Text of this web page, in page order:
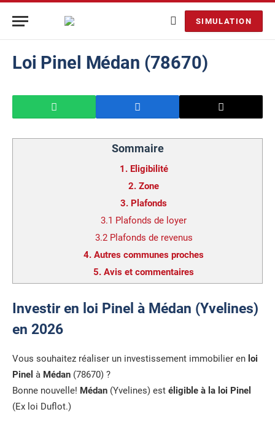
SIMULATION
Loi Pinel Médan (78670)
Sommaire
1. Eligibilité
2. Zone
3. Plafonds
3.1 Plafonds de loyer
3.2 Plafonds de revenus
4. Autres communes proches
5. Avis et commentaires
Investir en loi Pinel à Médan (Yvelines)
en 2026
Vous souhaitez réaliser un investissement immobilier en loi
Pinel à Médan (78670) ?
Bonne nouvelle! Médan (Yvelines) est éligible à la loi Pinel
(Ex loi Duflot.)